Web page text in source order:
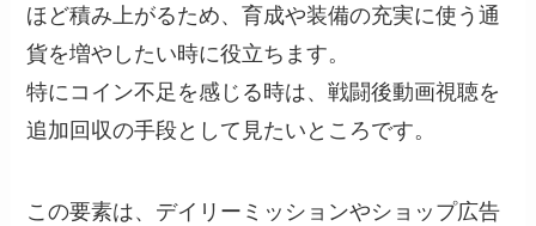
ほど積み上がるため、育成や装備の充実に使う通
貨を増やしたい時に役立ちます。
特にコイン不足を感じる時は、戦闘後動画視聴を
追加回収の手段として見たいところです。
この要素は、デイリーミッションやショップ広告